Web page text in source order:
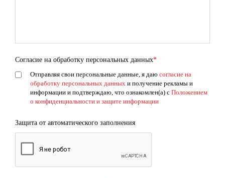
Согласие на обработку персональных данных*
Отправляя свои персональные данные, я даю согласие на
обработку персональных данных и получение рекламы и
информации и подтверждаю, что ознакомлен(а) с Положением
о конфиденциальности и защите информации
Защита от автоматического заполнения